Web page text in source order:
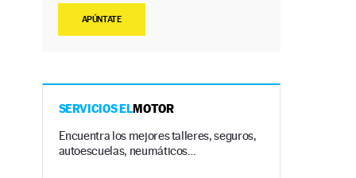
APÚNTATE
SERVICIOS ELMOTOR
Encuentra los mejores talleres, seguros,
autoescuelas, neumáticos…